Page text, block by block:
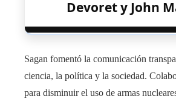
Devoret y John
Sagan fomentó la comunicación
ciencia, la política y la sociedad.
para disminuir el uso de armas